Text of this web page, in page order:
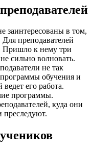
заинтересованы в том,
преподавателей
Пришло к нему три
сильно волновать.
не так
обучения и
его работа.
программы.
куда они
преследуют.